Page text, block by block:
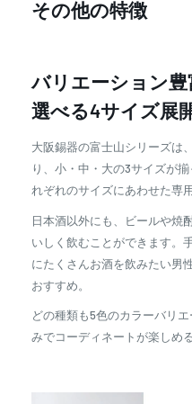
その他の特徴
バリエーション
選べる4サイズ展
大阪錫器の富士山シリーズは
り、小・中・大の3サイズが
れぞれのサイズにあわせた専
日本酒以外にも、ビールや焼
いしく飲むことができます。
にたくさんお酒を飲みたい男
おすすめ。
どの種類も5色のカラーバリ
みでコーディネートが楽しめ